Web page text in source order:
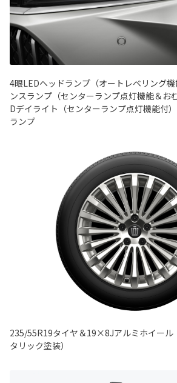
4眼LEDヘッドランプ（オートレベリング
ンスランプ（センターランプ点灯機能＆お
Dデイライト（センターランプ点灯機能付
ランプ
235/55R19タイヤ＆19×8Jアルミホイール
タリック塗装）